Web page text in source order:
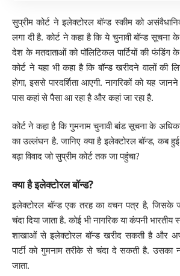
सुप्रीम कोर्ट ने इलेक्टोरल बॉन्ड स्कीम को
लगा दी है. कोर्ट ने कहा है कि ये चुनावी बॉन्ड
देश के मतदाताओं को पॉलिटिकल पार्टियों की फंडिंग
कोर्ट ने यहा भी कहा है कि बॉन्ड खरीदने वालों की
होगा, इससे पारदर्शिता आएगी. नागरिकों को यह
पास कहां से पैसा आ रहा है और कहां जा रहा है.
कोर्ट ने कहा है कि गुमनाम चुनावी बांड सूचना के
का उल्लंघन है. जानिए क्या है इलेक्टोरल बॉन्ड,
बढ़ा विवाद जो सुप्रीम कोर्ट तक जा पहुंचा?
क्या है इलेक्टोरल बॉन्ड?
इलेक्टोरल बॉन्ड एक तरह का वचन पत्र है, जिसके
चंदा दिया जाता है. कोई भी नागरिक या कंपनी
शाखाओं से इलेक्टोरल बॉन्ड खरीद सकती है और
पार्टी को गुमनाम तरीके से चंदा दे सकती है. उसका
जाता.